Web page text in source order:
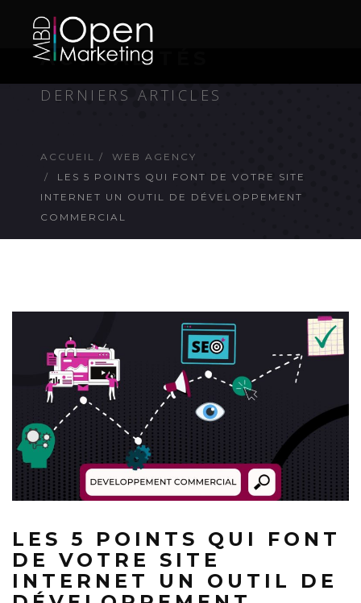
ACTUALITÉS
DERNIERS ARTICLES
ACCUEIL
WEB AGENCY
LES 5 POINTS QUI FONT DE VOTRE SITE
INTERNET UN OUTIL DE DÉVELOPPEMENT
COMMERCIAL
LES 5 POINTS QUI FONT
DE VOTRE SITE
INTERNET UN OUTIL DE